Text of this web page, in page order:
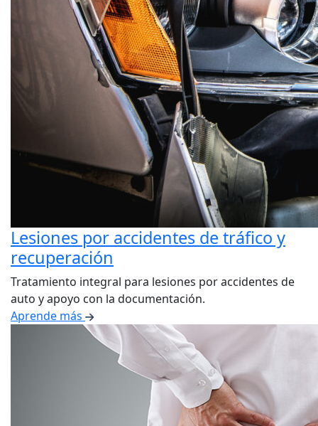
Indian Trail
Matthews
Condado de Gaston
Gastonia
Mount Holly
Carolina del Sur
¿Cuánto cuesta ir al quiropráctico?
Documentación para nuevos pacientes
Especial
Lesiones por accidentes de tráfico y
recuperación
Tratamiento integral para lesiones por accidentes de
auto y apoyo con la documentación.
Aprende más